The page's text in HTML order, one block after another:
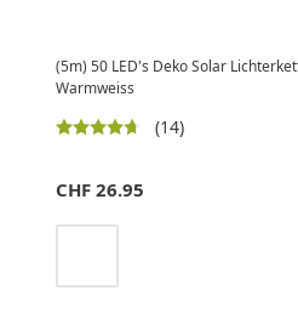
(5m) 50 LED's Deko Solar
Warmweiss
(14)
CHF 26.95